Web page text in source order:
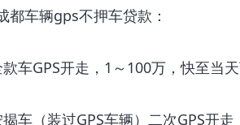
都车辆gps不押车贷款：
车GPS开走，1～100万，快至当
车（装过GPS车辆）二次GPS开